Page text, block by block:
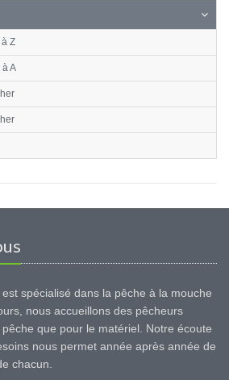
Z
A
spécialisé dans la pêche à la mouche
nous accueillons des pêcheurs
que pour le matériel. Notre écoute
nous permet année après année de
chacun.